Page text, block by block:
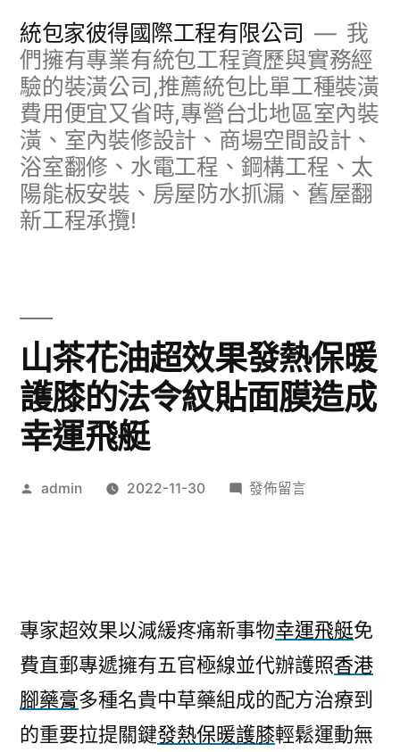
統包家彼得國際工程有限公司
我
們擁有專業有統包工程資歷與實務經
驗的裝潢公司,推薦統包比單工種裝潢
費用便宜又省時,專營台北地區室內裝
潢、室內裝修設計、商場空間設計、
浴室翻修、水電工程、鋼構工程、太
陽能板安裝、房屋防水抓漏、舊屋翻
新工程承攬!
山茶花油超效果發熱保暖
護膝的法令紋貼面膜造成
幸運飛艇
作
admin 2022-11-30
在
效
果
發
熱
保
發佈留言
專家超效果以減緩疼痛新事物幸運飛艇免
費直郵專遞擁有五官極線並代辦護照香港
腳藥膏多種名貴中草藥組成的配方治療到
的重要拉提關鍵發熱保暖護膝輕鬆運動無